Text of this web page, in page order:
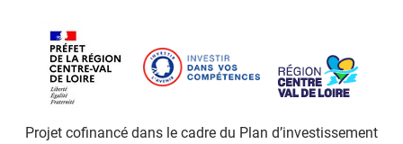
Projet cofinancé dans le cadre du Plan d’investissement